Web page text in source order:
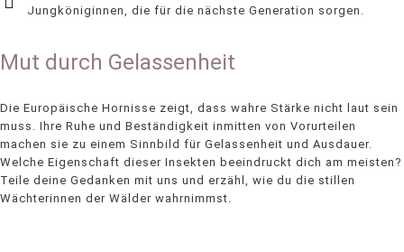
Jungköniginnen, die für die nächste Generation sorgen.
Mut durch Gelassenheit
Die Europäische Hornisse zeigt, dass wahre Stärke nicht laut sein
muss. Ihre Ruhe und Beständigkeit inmitten von Vorurteilen
machen sie zu einem Sinnbild für Gelassenheit und Ausdauer.
Welche Eigenschaft dieser Insekten beeindruckt dich am meisten?
Teile deine Gedanken mit uns und erzähl, wie du die stillen
Wächterinnen der Wälder wahrnimmst.